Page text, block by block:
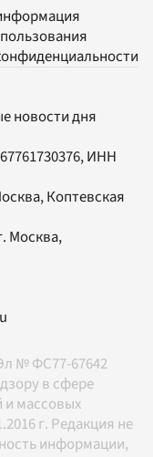
новости дня
ИНН
Коптевская
Москва,
№ ФС77-67642
в сфере
и массовых
г. Редакция не
информации,